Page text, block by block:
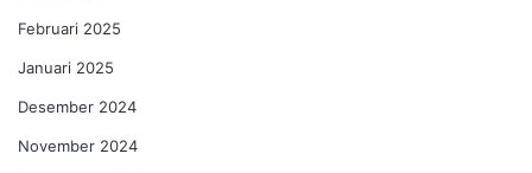
Februari 2025
Januari 2025
Desember 2024
November 2024